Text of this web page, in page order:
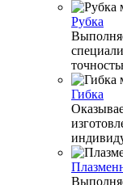
Рубка
Гибка